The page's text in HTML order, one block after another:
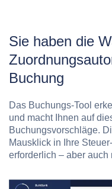
Sie haben die
Buchung
Das Buchungs-Tool
und macht Ihnen auf
Buchungsvorschläge.
Mausklick in Ihre
erforderlich – aber auch